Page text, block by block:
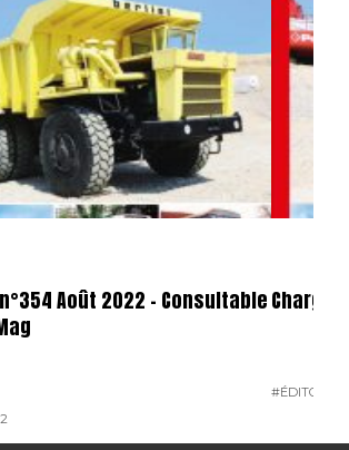
Août 2022 – ConsultableCharge
#ÉDITO